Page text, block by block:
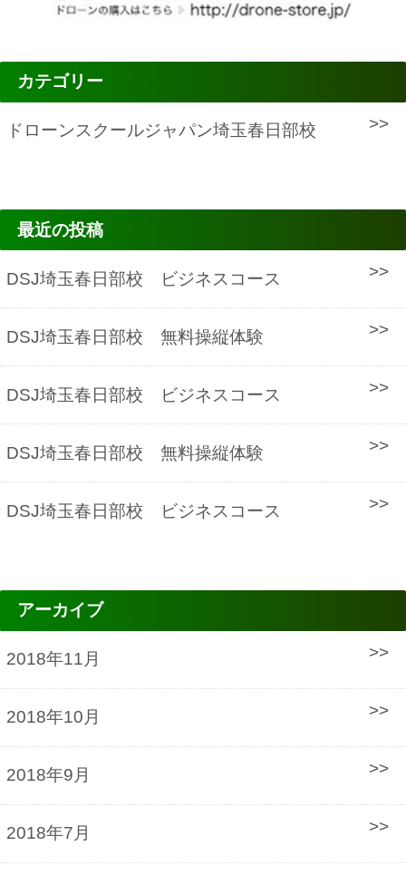
カテゴリー
ドローンスクールジャパン埼玉春日部校
最近の投稿
DSJ埼玉春日部校 ビジネスコース
DSJ埼玉春日部校 無料操縦体験
DSJ埼玉春日部校 ビジネスコース
DSJ埼玉春日部校 無料操縦体験
DSJ埼玉春日部校 ビジネスコース
アーカイブ
2018年11月
2018年10月
2018年9月
2018年7月